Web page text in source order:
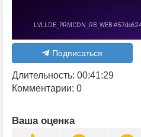
Подписаться
Длительность: 00:41:29
Комментарии: 0
Ваша оценка